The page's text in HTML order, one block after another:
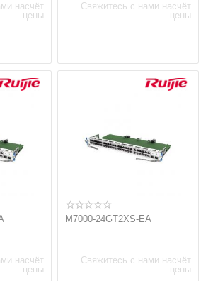
насчёт
цены
Свяжитесь с нами насчёт
цены
насчёт
цены
M7000-24GT2XS-EA
Свяжитесь с нами насчёт
цены